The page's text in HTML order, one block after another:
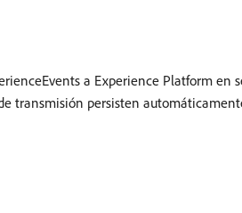
a Experience Platform en
transmisión persisten